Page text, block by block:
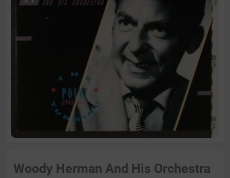
Woody Herman And His Orchestra